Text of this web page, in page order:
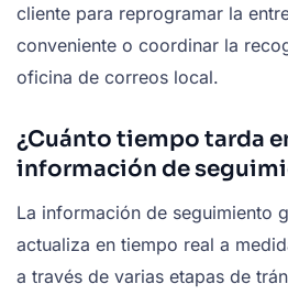
cliente para reprogramar la
conveniente o coordinar la
oficina de correos local.
¿Cuánto tiempo tarda
información de
La información de seguimiento
actualiza en tiempo real a
a través de varias etapas de